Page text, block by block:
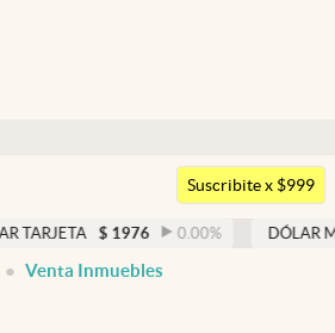
Argentina
Suscribite x $999
1976 0.00% DÓLAR MEP 1526,03
Venta Inmuebles